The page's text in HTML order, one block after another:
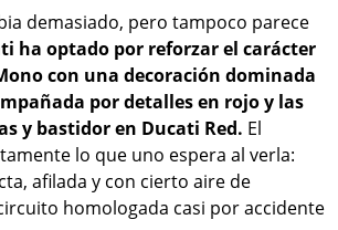
demasiado, pero tampoco parece
ha optado por reforzar el carácter
con una decoración dominada
por detalles en rojo y las
y bastidor en Ducati Red. El
lo que uno espera al verla:
afilada y con cierto aire de
homologada casi por accidente